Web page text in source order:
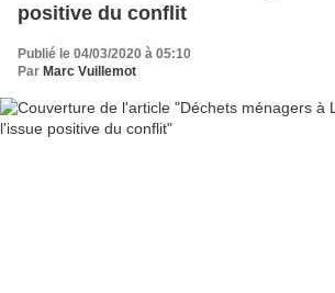
positive du conflit
Publié le 04/03/2020 à 05:10
Par Marc Vuillemot